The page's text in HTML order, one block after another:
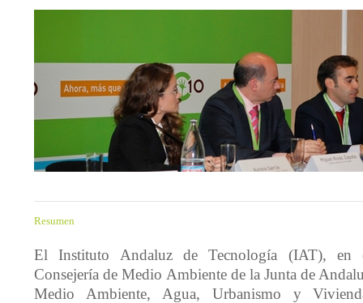
Resumen
El Instituto Andaluz de Tecnología (IAT), en
Consejería de Medio Ambiente de la Junta de
Medio Ambiente, Agua, Urbanismo y